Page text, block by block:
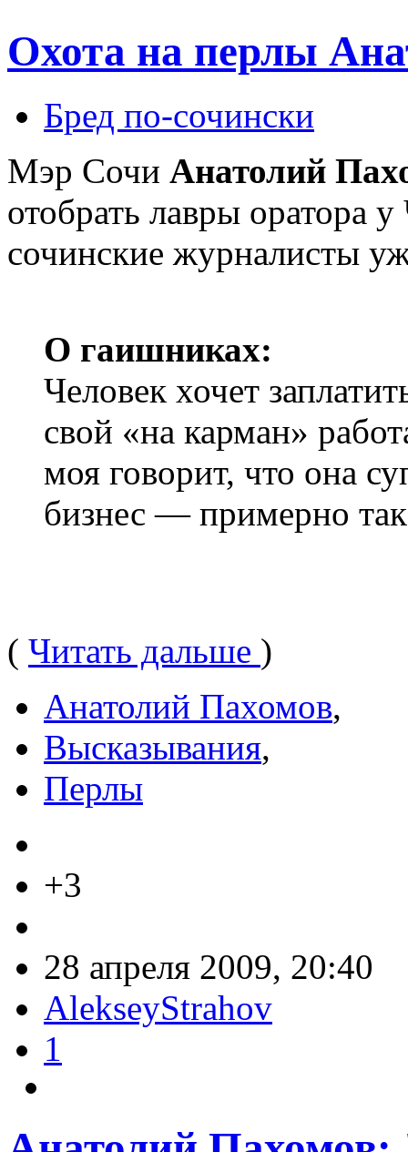
Охота на перлы
Бред по-cочински
Мэр Сочи Анатолий
отобрать лавры оратора
сочинские журналисты
О гаишниках:
Человек хочет
свой «на карман»
моя говорит, что она
бизнес — примерно
( Читать дальше )
Анатолий Пахомов,
Высказывания,
Перлы
+3
28 апреля 2009, 20:40
AlekseyStrahov
1